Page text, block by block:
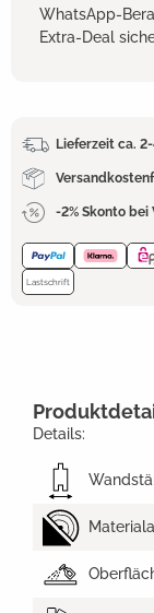
WhatsApp-
Extra-Deal
Lieferzeit ca.
-2% Skonto bei
Lastschrift
Details: